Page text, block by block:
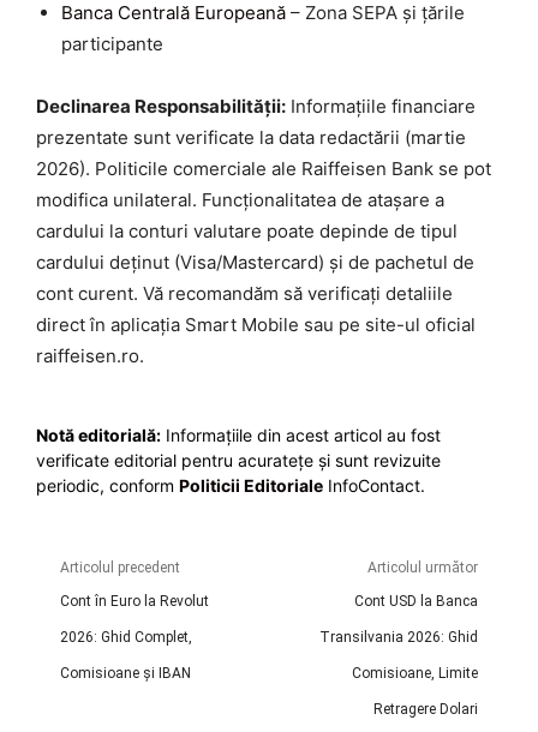
Banca Centrală Europeană – Zona SEPA și țările
participante
Declinarea Responsabilității: Informațiile financiare
prezentate sunt verificate la data redactării (martie
2026). Politicile comerciale ale Raiffeisen Bank se pot
modifica unilateral. Funcționalitatea de atașare a
cardului la conturi valutare poate depinde de tipul
cardului deținut (Visa/Mastercard) și de pachetul de
cont curent. Vă recomandăm să verificați detaliile
direct în aplicația Smart Mobile sau pe site-ul oficial
raiffeisen.ro.
Notă editorială: Informațiile din acest articol au fost
verificate editorial pentru acuratețe și sunt revizuite
periodic, conform Politicii Editoriale InfoContact.
Articolul precedent
Cont în Euro la Revolut
2026: Ghid Complet,
Comisioane și IBAN
Articolul următor
Cont USD la Banca
Transilvania 2026: Ghid
Comisioane, Limite
Retragere Dolari